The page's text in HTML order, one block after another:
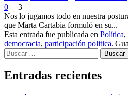
0
3
Nos lo jugamos todo en nuestra
que Marta Cartabia formuló en su...
Esta entrada fue publicada en Política,
democracia, participación politica.
Buscar
Entradas recientes